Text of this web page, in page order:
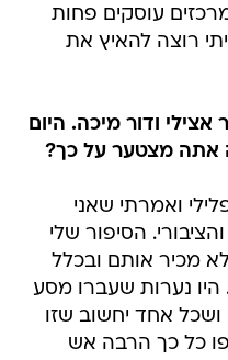
עוסקים פחות
רוצה להאיץ את
אצילי ודור מיכה. היום
אתה מצטער על כך?
ואמרתי שאני
הסיפור שלי
מכיר אותם ובכלל
היו נערות שעברו מסע
ושכל אחד יחשוב שזו
כל כך הרבה אש